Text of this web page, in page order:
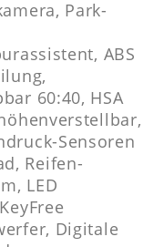
Park-
ABS
60:40, HSA
Sensoren
Reifen-
LED
Digitale